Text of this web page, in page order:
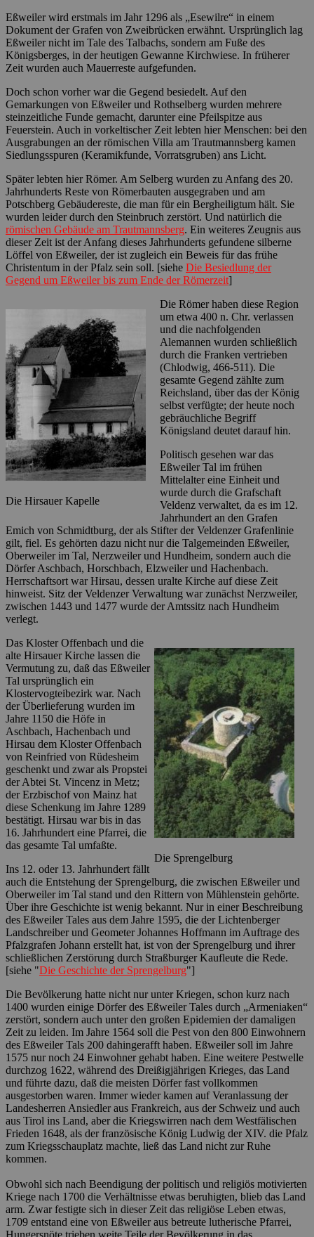
Eßweiler wird erstmals im Jahr 1296 als „Esewilre“ in einem
Dokument der Grafen von Zweibrücken erwähnt. Ursprünglich lag
Eßweiler nicht im Tale des Talbachs, sondern am Fuße des
Königsberges, in der heutigen Gewanne Kirchwiese. In früherer
Zeit wurden auch Mauerreste aufgefunden.
Doch schon vorher war die Gegend besiedelt. Auf den
Gemarkungen von Eßweiler und Rothselberg wurden mehrere
steinzeitliche Funde gemacht, darunter eine Pfeilspitze aus
Feuerstein. Auch in vorkeltischer Zeit lebten hier Menschen: bei den
Ausgrabungen an der römischen Villa am Trautmannsberg kamen
Siedlungsspuren (Keramikfunde, Vorratsgruben) ans Licht.
Später lebten hier Römer. Am Selberg wurden zu Anfang des 20.
Jahrhunderts Reste von Römerbauten ausgegraben und am
Potschberg Gebäudereste, die man für ein Bergheiligtum hält. Sie
wurden leider durch den Steinbruch zerstört. Und natürlich die
römischen Gebäude am Trautmannsberg. Ein weiteres Zeugnis aus
dieser Zeit ist der Anfang dieses Jahrhunderts gefundene silberne
Löffel von Eßweiler, der ist zugleich ein Beweis für das frühe
Christentum in der Pfalz sein soll. [siehe Die Besiedlung der
Gegend um Eßweiler bis zum Ende der Römerzeit]
Die Hirsauer Kapelle
Die Römer haben diese Region
um etwa 400 n. Chr. verlassen
und die nachfolgenden
Alemannen wurden schließlich
durch die Franken vertrieben
(Chlodwig, 466-511). Die
gesamte Gegend zählte zum
Reichsland, über das der König
selbst verfügte; der heute noch
gebräuchliche Begriff
Königsland deutet darauf hin.
Politisch gesehen war das
Eßweiler Tal im frühen
Mittelalter eine Einheit und
wurde durch die Grafschaft
Veldenz verwaltet, da es im 12.
Jahrhundert an den Grafen
Emich von Schmidtburg, der als Stifter der Veldenzer Grafenlinie
gilt, fiel. Es gehörten dazu nicht nur die Talgemeinden Eßweiler,
Oberweiler im Tal, Nerzweiler und Hundheim, sondern auch die
Dörfer Aschbach, Horschbach, Elzweiler und Hachenbach.
Herrschaftsort war Hirsau, dessen uralte Kirche auf diese Zeit
hinweist. Sitz der Veldenzer Verwaltung war zunächst Nerzweiler,
zwischen 1443 und 1477 wurde der Amtssitz nach Hundheim
verlegt.
Die Sprengelburg
Das Kloster Offenbach und die
alte Hirsauer Kirche lassen die
Vermutung zu, daß das Eßweiler
Tal ursprünglich ein
Klostervogteibezirk war. Nach
der Überlieferung wurden im
Jahre 1150 die Höfe in
Aschbach, Hachenbach und
Hirsau dem Kloster Offenbach
von Reinfried von Rüdesheim
geschenkt und zwar als Propstei
der Abtei St. Vincenz in Metz;
der Erzbischof von Mainz hat
diese Schenkung im Jahre 1289
bestätigt. Hirsau war bis in das
16. Jahrhundert eine Pfarrei, die
das gesamte Tal umfaßte.
Ins 12. oder 13. Jahrhundert fällt
auch die Entstehung der Sprengelburg, die zwischen Eßweiler und
Oberweiler im Tal stand und den Rittern von Mühlenstein gehörte.
Über ihre Geschichte ist wenig bekannt. Nur in einer Beschreibung
des Eßweiler Tales aus dem Jahre 1595, die der Lichtenberger
Landschreiber und Geometer Johannes Hoffmann im Auftrage des
Pfalzgrafen Johann erstellt hat, ist von der Sprengelburg und ihrer
schließlichen Zerstörung durch Straßburger Kaufleute die Rede.
[siehe "Die Geschichte der Sprengelburg"]
Die Bevölkerung hatte nicht nur unter Kriegen, schon kurz nach
1400 wurden einige Dörfer des Eßweiler Tales durch „Armeniaken“
zerstört, sondern auch unter den großen Epidemien der damaligen
Zeit zu leiden. Im Jahre 1564 soll die Pest von den 800 Einwohnern
des Eßweiler Tals 200 dahingerafft haben. Eßweiler soll im Jahre
1575 nur noch 24 Einwohner gehabt haben. Eine weitere Pestwelle
durchzog 1622, während des Dreißigjährigen Krieges, das Land
und führte dazu, daß die meisten Dörfer fast vollkommen
ausgestorben waren. Immer wieder kamen auf Veranlassung der
Landesherren Ansiedler aus Frankreich, aus der Schweiz und auch
aus Tirol ins Land, aber die Kriegswirren nach dem Westfälischen
Frieden 1648, als der französische König Ludwig der XIV. die Pfalz
zum Kriegsschauplatz machte, ließ das Land nicht zur Ruhe
kommen.
Obwohl sich nach Beendigung der politisch und religiös motivierten
Kriege nach 1700 die Verhältnisse etwas beruhigten, blieb das Land
arm. Zwar festigte sich in dieser Zeit das religiöse Leben etwas,
1709 entstand eine von Eßweiler aus betreute lutherische Pfarrei,
Hungersnöte trieben weite Teile der Bevölkerung in das